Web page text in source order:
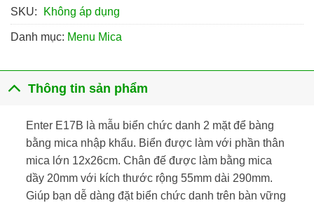
SKU:
Không áp dụng
Danh mục: Menu Mica
Thông tin sản phẩm
Enter E17B là mẫu biển chức danh 2 mặt để bàng
bằng mica nhập khẩu. Biển được làm với phần thân
mica lớn 12x26cm. Chân đế được làm bằng mica
dầy 20mm với kích thước rộng 55mm dài 290mm.
Giúp bạn dễ dàng đặt biển chức danh trên bàn vững